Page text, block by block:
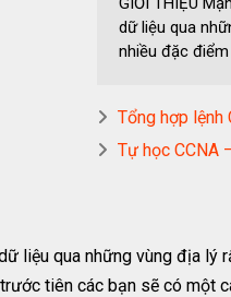
dữ liệu qua
nhiều đặc
Tổng hợp lệnh
Tự học CCNA
liệu qua những vùng địa lý
tiên các bạn sẽ có một